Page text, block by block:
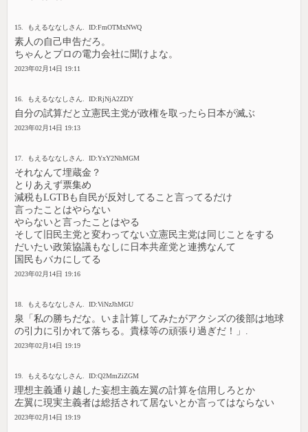
15. もえるななしさん. ID:FmOTMxNWQ
素人の自己申告だろ。
ちゃんとプロの電力会社に聞けよな。
2023年02月14日 19:11
16. もえるななしさん. ID:RjNjA2ZDY
自分の試算だと立憲民主党が政権を取ったら日本が滅ぶ
2023年02月14日 19:13
17. もえるななしさん. ID:YxY2NhMGM
それなんて埋蔵金？
とりあえず票集め
減税もLGTBも自民が反対してること言ってるだけ
言ったことはやらない
やらないと言ったことはやる
そして旧民主党と変わってない立憲民主党は同じことをする
だいたい政策協議もなしに日本共産党と連携なんて
国民もバカにしてる
2023年02月14日 19:16
18. もえるななしさん. ID:ViNzJhMGU
泉「私の勝ちだな。いま計算してみたがアクシズの後部は地球
の引力に引かれて落ちる。貴様等の頑張り過ぎだ！」.
2023年02月14日 19:19
19. もえるななしさん. ID:Q2MmZiZGM
理想主義通り越した妄想主義左翼の計算を信用しろとか
左翼に現実主義者は総括されて居ないとか言ってはならない
2023年02月14日 19:19